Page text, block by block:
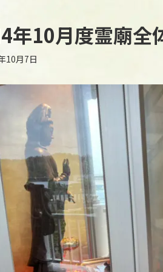
年10月度霊廟全
10月7日